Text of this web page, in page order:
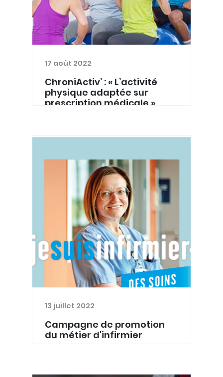
17 août 2022
ChroniActiv’ : « L’activité
physique adaptée sur
prescription médicale »
apparue au Québec dans les années
le traitement de très nombreuses
maladies chroniques....
13 juillet 2022
Campagne de promotion
du métier d'infirmier